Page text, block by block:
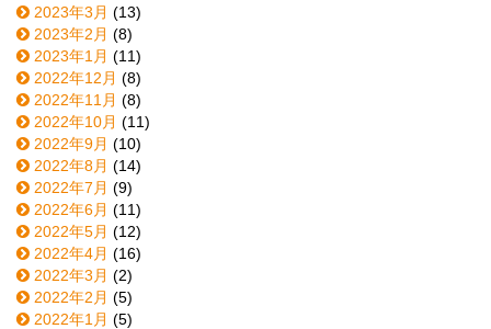
2023年3月 (13)
2023年2月 (8)
2023年1月 (11)
2022年12月 (8)
2022年11月 (8)
2022年10月 (11)
2022年9月 (10)
2022年8月 (14)
2022年7月 (9)
2022年6月 (11)
2022年5月 (12)
2022年4月 (16)
2022年3月 (2)
2022年2月 (5)
2022年1月 (5)